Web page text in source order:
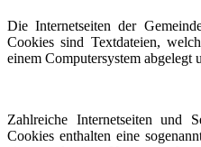
Die Internetseiten der
Cookies sind Textdateien,
einem Computersystem abgelegt
Zahlreiche Internetseiten und
Cookies enthalten eine